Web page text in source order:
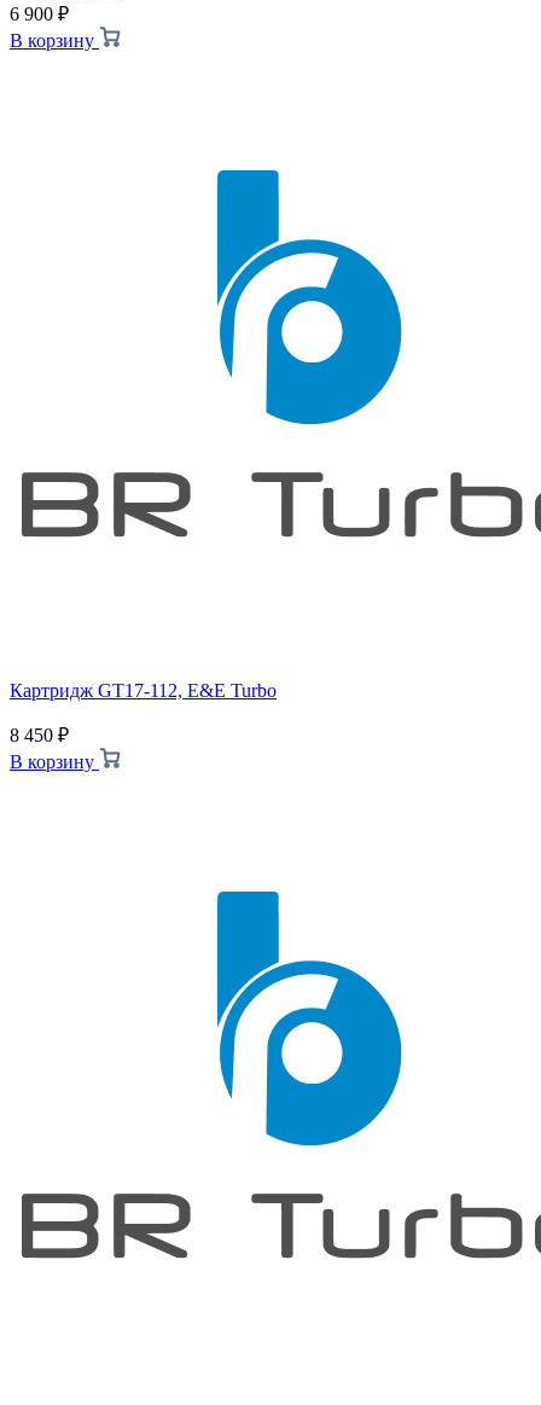
6 900 ₽
В корзину
Картридж GT17-112, E&E Turbo
8 450 ₽
В корзину